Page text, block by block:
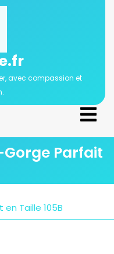
avec compassion et
Parfait
Taille 105B